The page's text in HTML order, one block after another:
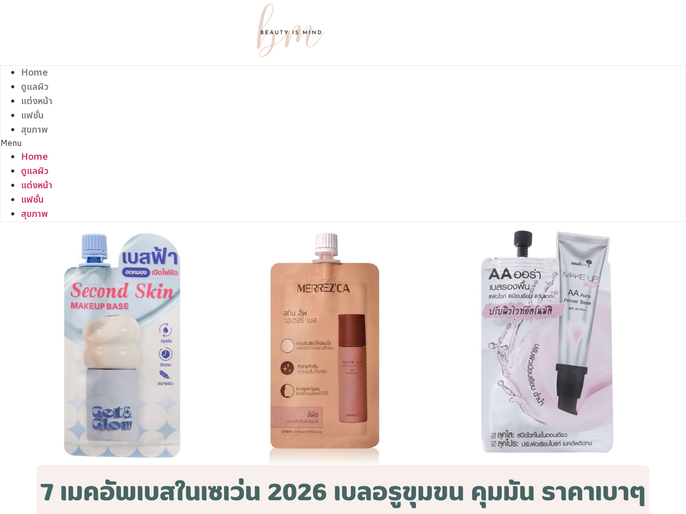
Home
ดูแลผิว
แต่งหน้า
แฟชั่น
สุขภาพ
Menu
Home
ดูแลผิว
แต่งหน้า
แฟชั่น
สุขภาพ